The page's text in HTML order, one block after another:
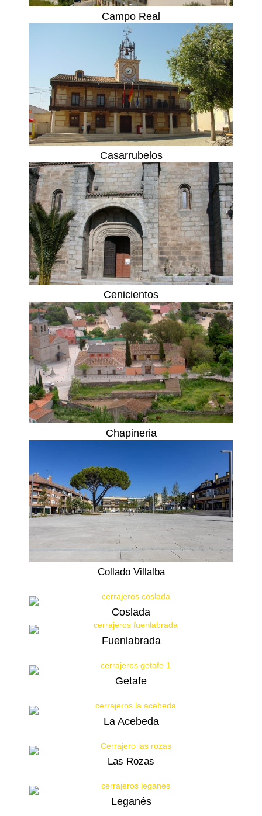
Campo Real
Casarrubelos
Cenicientos
Chapineria
Collado Villalba
Coslada
Fuenlabrada
Getafe
La Acebeda
Las Rozas
Leganés